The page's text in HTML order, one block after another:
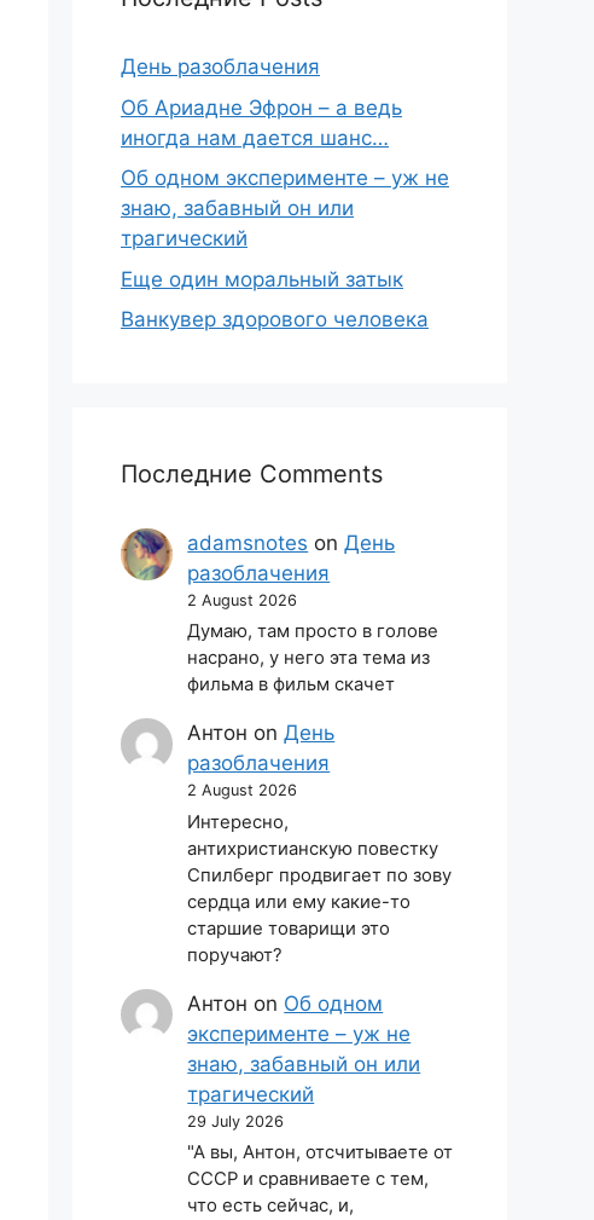
День разоблачения
Об Ариадне Эфрон – а ведь
иногда нам дается шанс…
Об одном эксперименте – уж не
знаю, забавный он или
трагический
Еще один моральный затык
Ванкувер здорового человека
Последние Comments
adamsnotes onДень
разоблачения
2 August 2026
Думаю, там просто в голове
насрано, у него эта тема из
фильма в фильм скачет
Антон onДень
разоблачения
2 August 2026
Интересно,
антихристианскую повестку
Спилберг продвигает по зову
сердца или ему какие-то
старшие товарищи это
поручают?
Антон on Об одном
эксперименте – уж не
знаю, забавный он или
трагический
29 July 2026
"А вы, Антон, отсчитываете от
СССР и сравниваете с тем,
что есть сейчас, и,